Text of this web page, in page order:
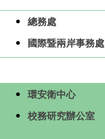
總務處
國際暨兩岸事務處
環安衛中心
校務研究辦公室